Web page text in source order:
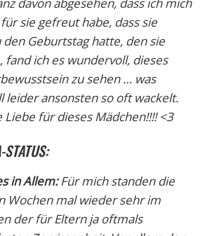
davon abgesehen, dass ich mich
sie gefreut habe, dass sie
den Geburtstag hatte, den sie
fand ich es wundervoll, dieses
zu sehen … was
leider ansonsten so oft wackelt.
Liebe für dieses Mädchen!!!! <3
in Allem:Für mich standen die
Wochen mal wieder sehr im
der für Eltern ja oftmals